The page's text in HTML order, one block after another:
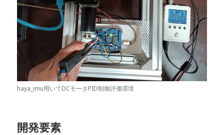
haya_imu用いてDCモータPID制御評価環境
開発要素